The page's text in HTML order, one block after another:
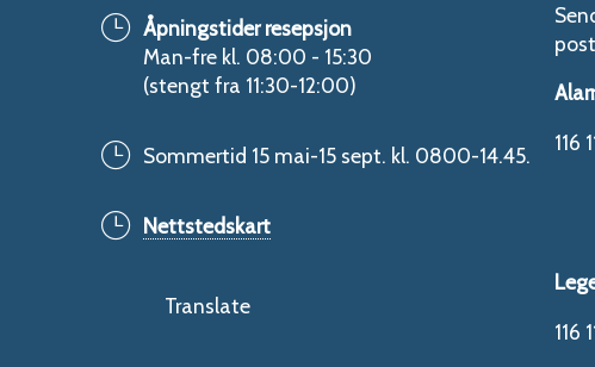
Åpningstider resepsjon
Man-fre kl. 08:00 - 15:30
(stengt fra 11:30-12:00)
Sommertid 15 mai-15 sept. kl. 0800-14.45.
Nettstedskart
Translate
116
116